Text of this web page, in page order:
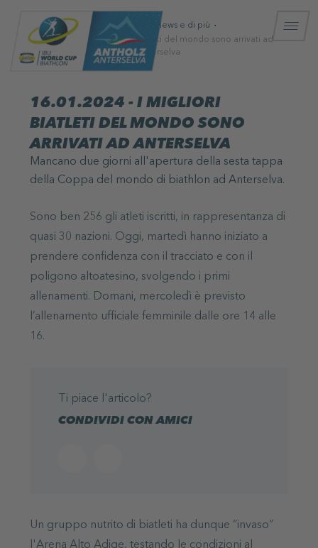
News e di più
16.01.2024 - I migliori biatleti del mondo sono arrivati ad
Anterselva
16.01.2024 - I MIGLIORI
BIATLETI DEL MONDO SONO
ARRIVATI AD ANTERSELVA
Mancano due giorni all'apertura della sesta tappa
della Coppa del mondo di biathlon ad Anterselva.
Sono ben 256 gli atleti iscritti, in rappresentanza di
quasi 30 nazioni. Oggi, martedì hanno iniziato a
prendere confidenza con il tracciato e con il
poligono altoatesino, svolgendo i primi
allenamenti. Domani, mercoledì è previsto
l’allenamento ufficiale femminile dalle ore 14 alle
16.
Ti piace l'articolo?
CONDIVIDI CON AMICI
Un gruppo nutrito di biatleti ha dunque “invaso”
l'Arena Alto Adige, testando le condizioni al